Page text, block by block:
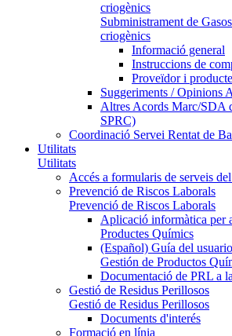
criogènics
Subministrament de
criogènics
Informació general
Instruccions de
Proveïdor i
Suggeriments / Opinions
Altres Acords Marc/SDA
SPRC)
Coordinació Servei Rentat de
Utilitats
Utilitats
Accés a formularis de serveis
Prevenció de Riscos Laborals
Prevenció de Riscos Laborals
Aplicació informàtica per
Productes Químics
(Español) Guía del
Gestión de Productos
Documentació de PRL a
Gestió de Residus Perillosos
Gestió de Residus Perillosos
Documents d'interés
Formació en línia